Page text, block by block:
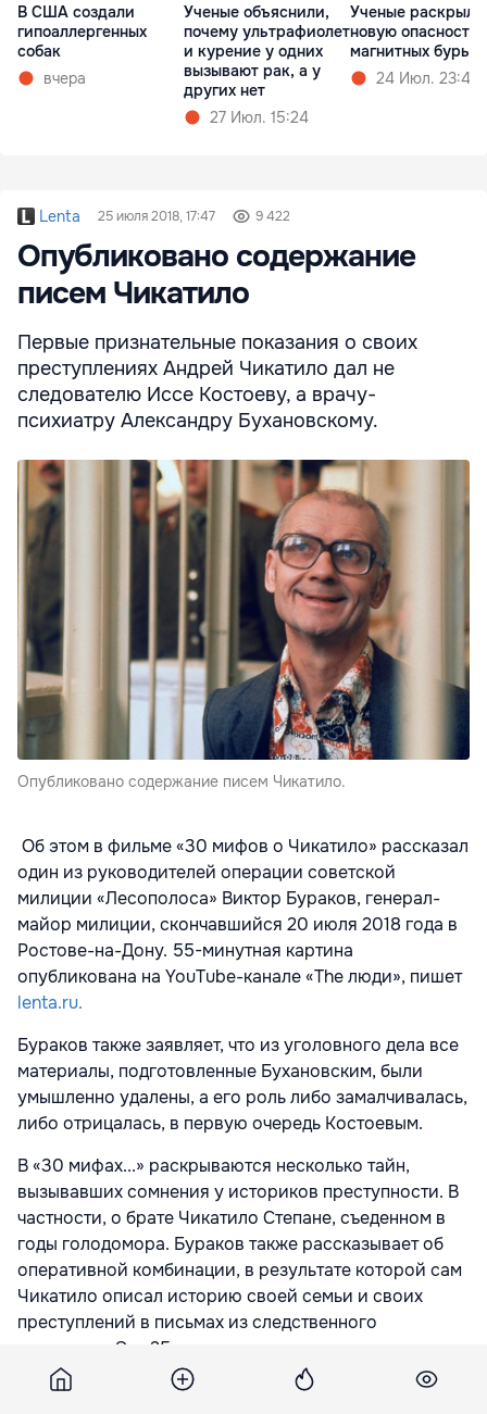
В США создали
гипоаллергенных
собак
вчера
Ученые объяснили,
почему ультрафиолет
и курение у одних
вызывают рак, а у
других нет
27 Июл. 15:24
Ученые раскрыли
новую опасность
магнитных бурь
24 Июл. 23:47
Lenta 25 июля 2018, 17:47 9 422
Опубликовано содержание
писем Чикатило
Первые признательные показания о своих
преступлениях Андрей Чикатило дал не
следователю Иссе Костоеву, а врачу-
психиатру Александру Бухановскому.
Опубликовано содержание писем Чикатило.
Об этом в фильме «30 мифов о Чикатило» рассказал
один из руководителей операции советской
милиции «Лесополоса» Виктор Бураков, генерал-
майор милиции, скончавшийся 20 июля 2018 года в
Ростове-на-Дону. 55-минутная картина
опубликована на YouTube-канале «The люди», пишет
lenta.ru.
Бураков также заявляет, что из уголовного дела все
материалы, подготовленные Бухановским, были
умышленно удалены, а его роль либо замалчивалась,
либо отрицалась, в первую очередь Костоевым.
В «30 мифах...» раскрываются несколько тайн,
вызывавших сомнения у историков преступности. В
частности, о брате Чикатило Степане, съеденном в
годы голодомора. Бураков также рассказывает об
оперативной комбинации, в результате которой сам
Чикатило описал историю своей семьи и своих
преступлений в письмах из следственного
изолятора. Это 25 писем, каждое — на три-четыре
странички, исписанные с двух сторон. Чикатило